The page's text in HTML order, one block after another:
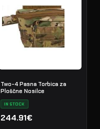
Two-4 Pasna Torbica za
Ploščne Nosilce
IN STOCK
244.91€